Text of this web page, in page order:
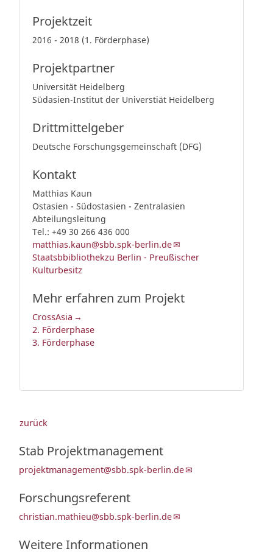
Projektzeit
2016 - 2018 (1. Förderphase)
Projektpartner
Universität Heidelberg
Südasien-Institut der Universtiät Heidelberg
Drittmittelgeber
Deutsche Forschungsgemeinschaft (DFG)
Kontakt
Matthias Kaun
Ostasien - Südostasien - Zentralasien
Abteilungsleitung
Tel.: +49 30 266 436 000
matthias.kaun@sbb.spk-berlin.de
Staatsbbibliothekzu Berlin - Preußischer
Kulturbesitz
Mehr erfahren zum Projekt
CrossAsia
2. Förderphase
3. Förderphase
zurück
Stab Projektmanagement
projektmanagement@sbb.spk-berlin.de
Forschungsreferent
christian.mathieu@sbb.spk-berlin.de
Weitere Informationen